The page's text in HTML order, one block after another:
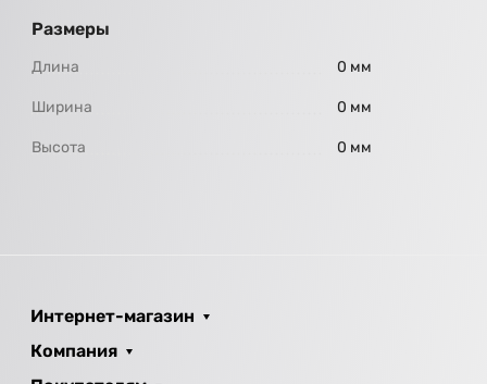
Размеры
Длина 0 мм
Ширина 0 мм
Высота 0 мм
Интернет-магазин
Компания